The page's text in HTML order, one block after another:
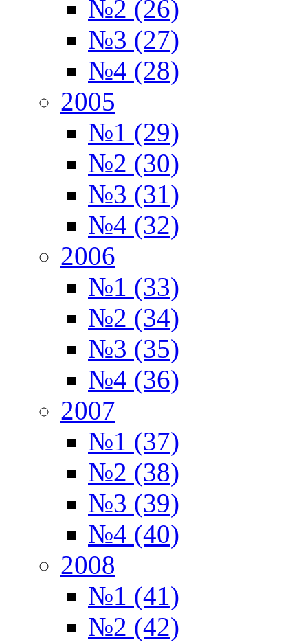
№2 (26)
№3 (27)
№4 (28)
2005
№1 (29)
№2 (30)
№3 (31)
№4 (32)
2006
№1 (33)
№2 (34)
№3 (35)
№4 (36)
2007
№1 (37)
№2 (38)
№3 (39)
№4 (40)
2008
№1 (41)
№2 (42)